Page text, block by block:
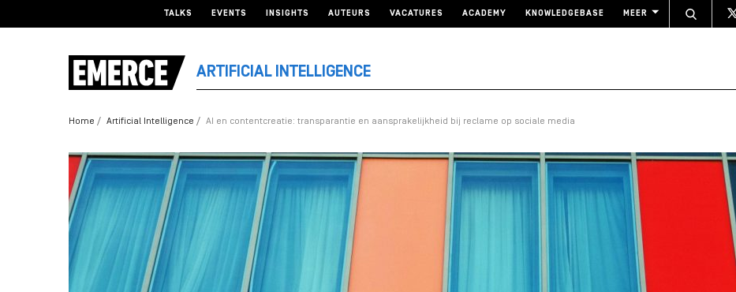
TALKS EVENTS INSIGHTS AUTEURS VACATURES ACADEMY KNOWLEDGEBASE MEER
ARTIFICIAL INTELLIGENCE
Home Artificial Intelligence AI en contentcreatie: transparantie en aansprakelijkheid bij reclame op sociale media